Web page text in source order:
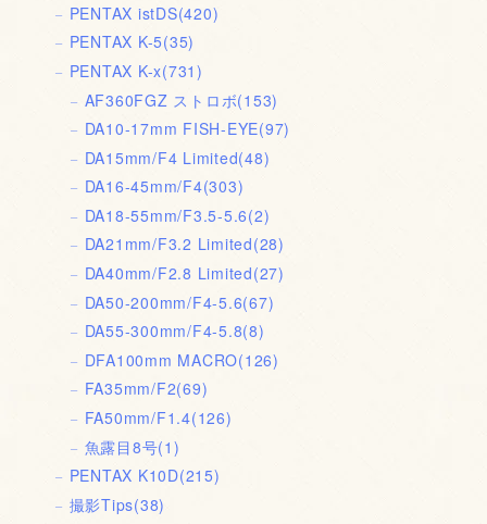
PENTAX istDS(420)
PENTAX K-5(35)
PENTAX K-x(731)
AF360FGZ ストロボ(153)
DA10-17mm FISH-EYE(97)
DA15mm/F4 Limited(48)
DA16-45mm/F4(303)
DA18-55mm/F3.5-5.6(2)
DA21mm/F3.2 Limited(28)
DA40mm/F2.8 Limited(27)
DA50-200mm/F4-5.6(67)
DA55-300mm/F4-5.8(8)
DFA100mm MACRO(126)
FA35mm/F2(69)
FA50mm/F1.4(126)
魚露目8号(1)
PENTAX K10D(215)
撮影Tips(38)